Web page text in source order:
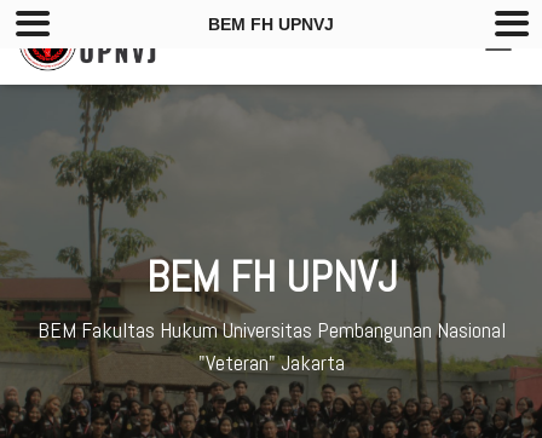
BEM FH UPNVJ
BEM Fakultas Hukum Universitas Pembangunan Nasional
"Veteran" Jakarta
BEM FH UPNVJ